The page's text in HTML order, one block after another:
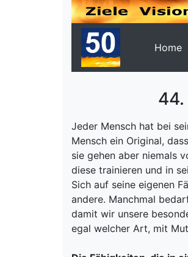
Home
Jeder Mensch hat bei
Mensch ein Original,
sie gehen aber niemals
diese trainieren und in
Sich auf seine eigenen
andere. Manchmal
damit wir unsere
egal welcher Art, mit